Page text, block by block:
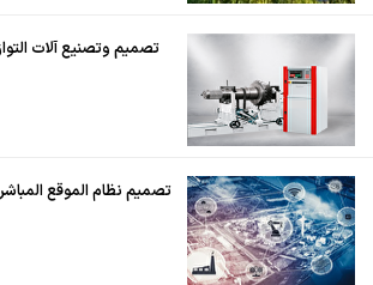
تصميم وتصنيع آلات
تصميم نظام الموقع